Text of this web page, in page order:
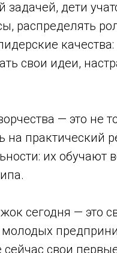
дети
распределять
свои идеи,
— это не
на практический
их обучают
сегодня — это
свои